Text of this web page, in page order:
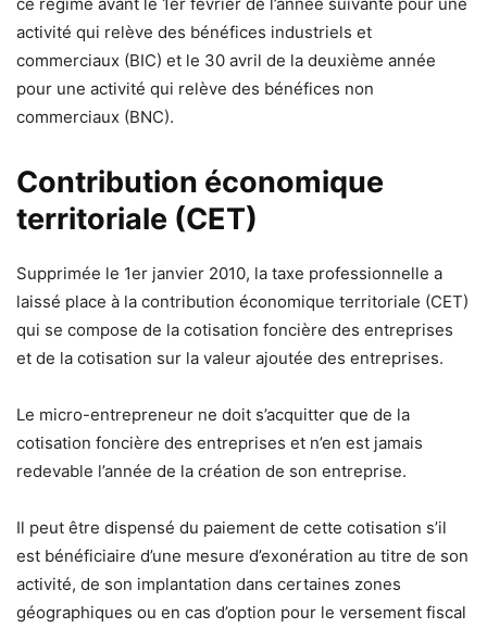
activité qui relève des bénéfices industriels et
commerciaux (BIC) et le 30 avril de la deuxième année
pour une activité qui relève des bénéfices non
commerciaux (BNC).
Contribution économique
territoriale (CET)
Supprimée le 1er janvier 2010, la taxe professionnelle a
laissé place à la contribution économique territoriale (CET)
qui se compose de la cotisation foncière des entreprises
et de la cotisation sur la valeur ajoutée des entreprises.
Le micro-entrepreneur ne doit s’acquitter que de la
cotisation foncière des entreprises et n’en est jamais
redevable l’année de la création de son entreprise.
Il peut être dispensé du paiement de cette cotisation s’il
est bénéficiaire d’une mesure d’exonération au titre de son
activité, de son implantation dans certaines zones
géographiques ou en cas d’option pour le versement fiscal